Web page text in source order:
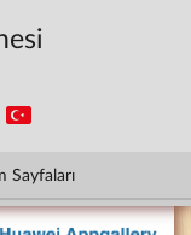
Sayfaları